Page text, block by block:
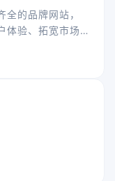
的品牌网站，
体验、拓宽市场